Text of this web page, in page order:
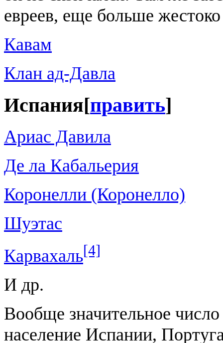
евреев, еще больше
Кавам
Клан ад-Давла
Испания[править]
Ариас Давила
Де ла Кабальерия
Коронелли (Коронелло)
Шуэтас
Карвахаль[4]
И др.
Вообще значительное
население Испании,